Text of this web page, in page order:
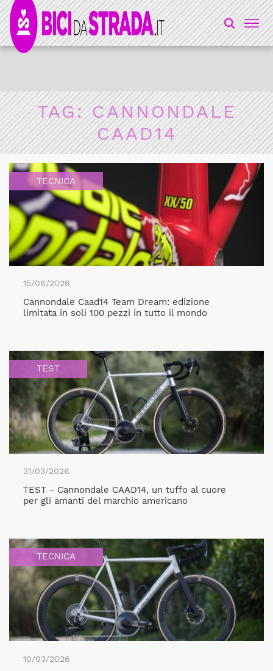
TAG:CANNONDALE
CAAD14
TECNICA
15/06/2026
Cannondale Caad14 Team Dream: edizione
limitata in soli 100 pezzi in tutto il mondo
TEST
31/03/2026
TEST - Cannondale CAAD14, un tuffo al cuore
per gli amanti del marchio americano
TECNICA
10/03/2026